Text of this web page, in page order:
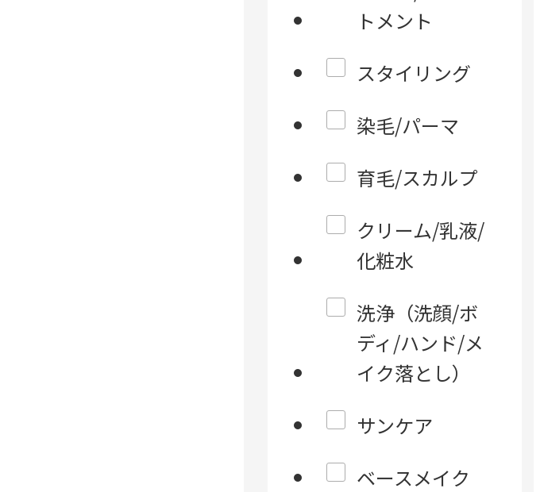
トメント
スタイリング
染毛/パーマ
育毛/スカルプ
クリーム/乳液/
化粧水
洗浄（洗顔/ボ
ディ/ハンド/メ
イク落とし）
サンケア
ベースメイク